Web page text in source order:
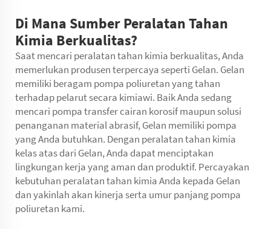
Di Mana Sumber Peralatan Tahan
Kimia Berkualitas?
Saat mencari peralatan tahan kimia berkualitas, Anda
memerlukan produsen terpercaya seperti Gelan. Gelan
memiliki beragam pompa poliuretan yang tahan
terhadap pelarut secara kimiawi. Baik Anda sedang
mencari pompa transfer cairan korosif maupun solusi
penanganan material abrasif, Gelan memiliki pompa
yang Anda butuhkan. Dengan peralatan tahan kimia
kelas atas dari Gelan, Anda dapat menciptakan
lingkungan kerja yang aman dan produktif. Percayakan
kebutuhan peralatan tahan kimia Anda kepada Gelan
dan yakinlah akan kinerja serta umur panjang pompa
poliuretan kami.